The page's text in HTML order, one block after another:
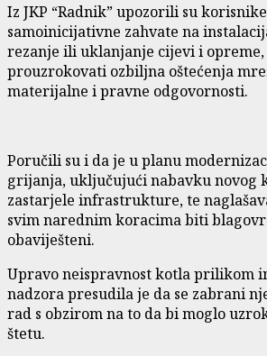
Iz JKP “Radnik” upozorili su
samoinicijativne zahvate na
rezanje ili uklanjanje cijevi i
prouzrokovati ozbiljna oštećenja
materijalne i pravne odgovornosti.
Poručili su i da je u planu
grijanja, uključujući nabavku novog
zastarjele infrastrukture, te
svim narednim koracima biti
obaviješteni.
Upravo neispravnost kotla prilikom
nadzora presudila je da se zabrani
rad s obzirom na to da bi moglo
štetu.